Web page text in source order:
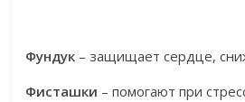
Фундук – защищает сердце,
Фисташки – помогают при